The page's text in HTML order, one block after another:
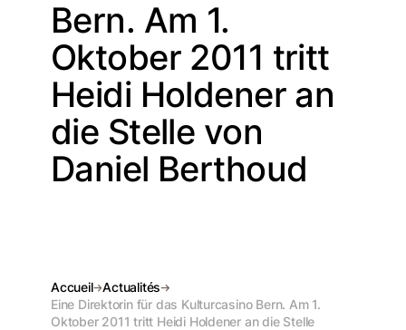
Bern. Am 1.
Oktober 2011 tritt
Heidi Holdener an
die Stelle von
Daniel Berthoud
Accueil
Actualités
Eine Direktorin für das Kulturcasino Bern. Am 1.
Oktober 2011 tritt Heidi Holdener an die Stelle